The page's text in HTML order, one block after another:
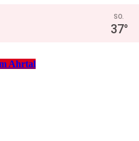
SO.
37°
Ahrtal